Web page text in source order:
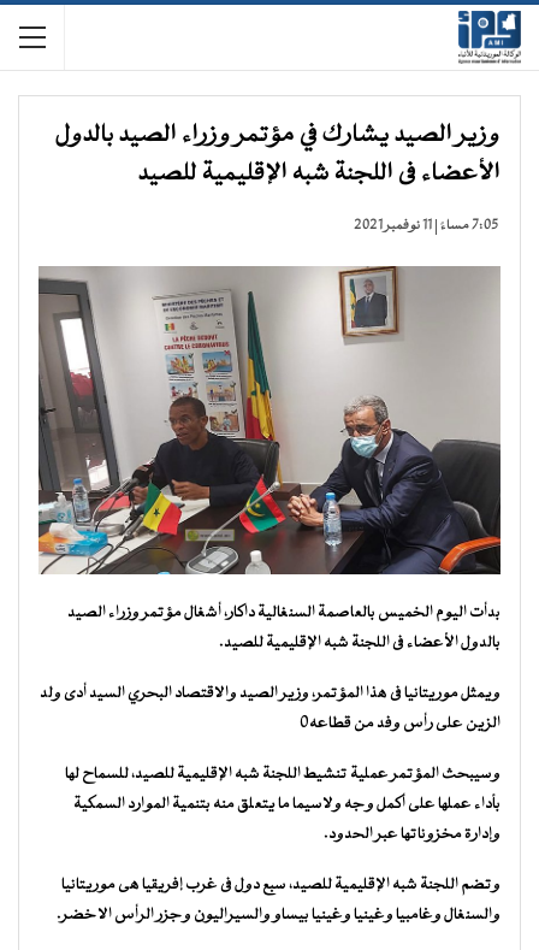
وزير الصيد يشارك في مؤتمر وزراء الصيد بالدول
الأعضاء فى اللجنة شبه الإقليمية للصيد
7:05 مساءً | 11 نوفمبر 2021
بدأت اليوم الخميس بالعاصمة السنغالية داكار، أشغال مؤتمر وزراء الصيد
بالدول الأعضاء فى اللجنة شبه الإقليمية للصيد.
ويمثل موريتانيا فى هذا المؤتمر، وزير الصيد والاقتصاد البحري السيد أدى ولد
الزين على رأس وفد من قطاعه٠
وسيبحث المؤتمر عملية تنشيط اللجنة شبه الإقليمية للصيد، للسماح لها
بأداء عملها على أكمل وجه ولاسيما ما يتعلق منه بتنمية الموارد السمكية
وإدارة مخزوناتها عبر الحدود.
وتضم اللجنة شبه الإقليمية للصيد، سبع دول فى غرب إفريقيا هى موريتانيا
والسنغال وغامبيا وغينيا وغينيا بيساو والسيراليون وجزر الرأس الاخضر.